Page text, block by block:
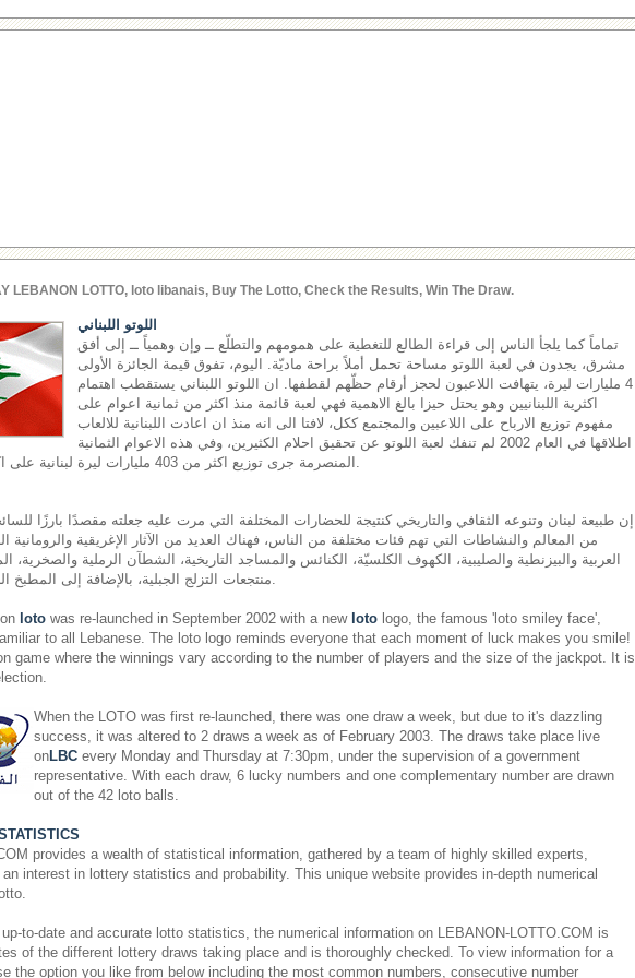
LEBANON LOTTO, loto libanais, Buy The Lotto, Check the Results, Win The Draw.
اللوتو اللبناني
تماماً كما يلجأ الناس إلى قراءة الطالع للتغطية على همومهم والتطلّع ــ وإن وهمياً ــ إلى أفق
مشرق، يجدون في لعبة اللوتو مساحة تحمل أملاً براحة ماديّة. اليوم، تفوق قيمة الجائزة الأولى
4 مليارات ليرة، يتهافت اللاعبون لحجز أرقام حظّهم لقطفها. ان اللوتو اللبناني يستقطب اهتمام
اكثرية اللبنانيين وهو يحتل حيزا بالغ الاهمية فهي لعبة قائمة منذ اكثر من ثمانية اعوام على
مفهوم توزيع الارباح على اللاعبين والمجتمع ككل، لافتا الى انه منذ ان اعادت اللبنانية للالعاب
اطلاقها في العام 2002 لم تنفك لعبة اللوتو عن تحقيق احلام الكثيرين، وفي هذه الاعوام الثمانية
المنصرمة جرى توزيع اكثر من 403 مليارات ليرة لبنانية على اكثر من 17 مليون رابح.
إن طبيعة لبنان وتنوعه الثقافي والتاريخي كنتيجة للحضارات المختلفة التي مرت عليه جعلته مقصدًا بارزًا
من المعالم والنشاطات التي تهم فئات مختلفة من الناس، فهناك العديد من الآثار الإغريقية والرومانية
العربية والبيزنطية والصليبية، الكهوف الكلسيّة، الكنائس والمساجد التاريخية، الشطآن الرملية والصخرية،
منتجعات التزلج الجبلية، بالإضافة إلى المطبخ اللبناني المشهور عالميًّا.
loto was re-launched in September 2002 with a new loto logo, the famous 'loto smiley face',
to all Lebanese. The loto logo reminds everyone that each moment of luck makes you smile!
game where the winnings vary according to the number of players and the size of the jackpot. It is
When the LOTO was first re-launched, there was one draw a week, but due to it's dazzling
success, it was altered to 2 draws a week as of February 2003. The draws take place live
onLBC every Monday and Thursday at 7:30pm, under the supervision of a government
representative. With each draw, 6 lucky numbers and one complementary number are drawn
out of the 42 loto balls.
provides a wealth of statistical information, gathered by a team of highly skilled experts,
interest in lottery statistics and probability. This unique website provides in-depth numerical
to-date and accurate lotto statistics, the numerical information on LEBANON-LOTTO.COM is
of the different lottery draws taking place and is thoroughly checked. To view information for a
the option you like from below including the most common numbers, consecutive number